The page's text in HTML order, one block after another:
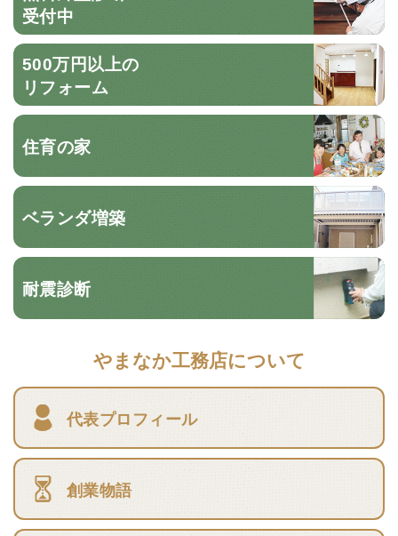
受付中
500万円以上の
リフォーム
住育の家
ベランダ増築
耐震診断
やまなか工務店について
代表プロフィール
創業物語